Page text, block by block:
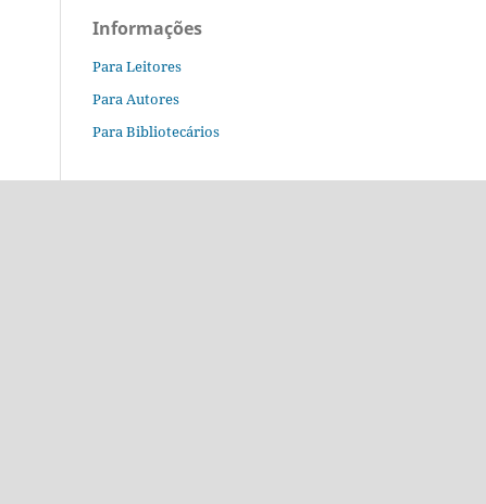
Informações
Para Leitores
Para Autores
Para Bibliotecários